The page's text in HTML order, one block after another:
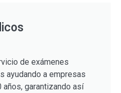
de exámenes
ayudando a empresas
garantizando así